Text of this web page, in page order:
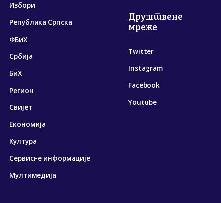
Избори
Република Српска
ФБиХ
Србија
БиХ
Регион
Свијет
Економија
Култура
Сервисне информације
Мултимедија
Друштвене
мреже
Twitter
Instagram
Facebook
Youtube